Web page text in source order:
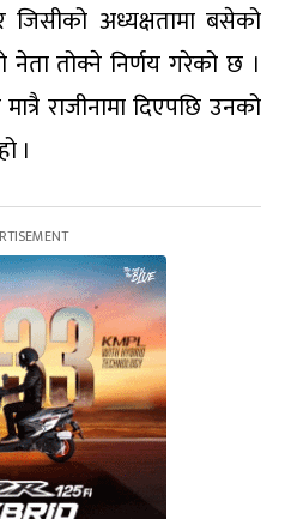
अध्यक्षतामा बसेको
तोक्ने निर्णय गरेको छ ।
राजीनामा दिएपछि उनको
।